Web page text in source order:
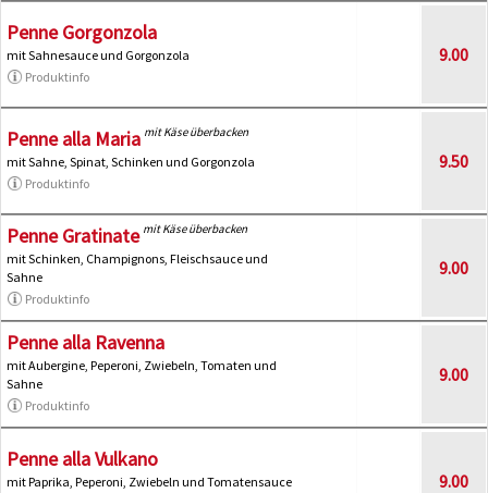
Penne Gorgonzola
mit Sahnesauce und Gorgonzola
Produktinfo
9.00
Penne alla Maria mit Käse überbacken
mit Sahne, Spinat, Schinken und Gorgonzola
Produktinfo
9.50
Penne Gratinate mit Käse überbacken
mit Schinken, Champignons, Fleischsauce und
Sahne
Produktinfo
9.00
Penne alla Ravenna
mit Aubergine, Peperoni, Zwiebeln, Tomaten und
Sahne
Produktinfo
9.00
Penne alla Vulkano
mit Paprika, Peperoni, Zwiebeln und Tomatensauce
9.00